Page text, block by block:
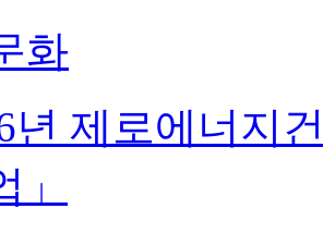
화
년 제로에너지